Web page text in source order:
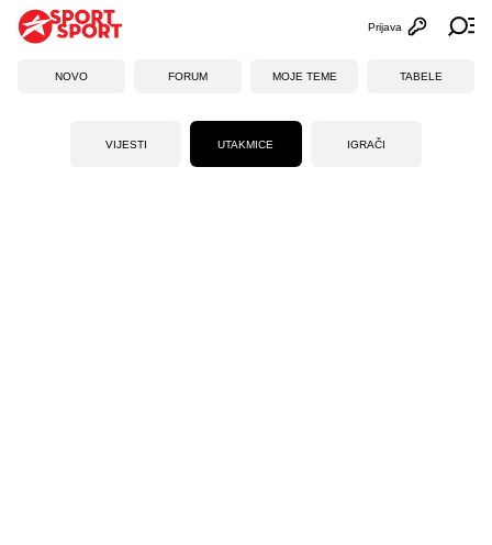
Otvori
Prijava
NOVO FORUM MOJE TEME TABELE
VIJESTI UTAKMICE IGRAČI